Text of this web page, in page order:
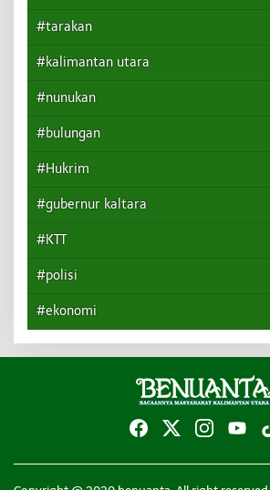
#tarakan
#kalimantan utara
#nunukan
#bulungan
#Hukrim
#gubernur kaltara
#KTT
#polisi
#ekonomi